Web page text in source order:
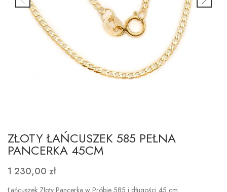
ZŁOTY ŁAŃCUSZEK 585 PEŁNA
PANCERKA 45CM
1 230,00 zł
Łańcuszek Złoty Pancerka w Próbie 585 i długości 45 cm